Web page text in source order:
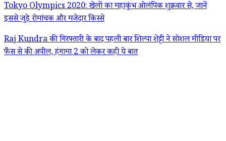
Tokyo Olympics 2020: खेलों का महाकुंभ ओलंपिक शुक्रवार से, जानें
इससे जुड़े रोमांचक और मजेदार किस्से
Raj Kundra की गिरफ्तारी के बाद पहली बार शिल्पा शेट्टी ने सोशल मीडिया पर
फैंस से की अपील, हंगामा 2 को लेकर कही ये बात